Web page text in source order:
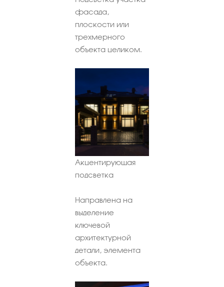
фасада,
плоскости или
трехмерного
объекта целиком.
Акцентирующая
подсветка
Направлена на
выделение
ключевой
архитектурной
детали, элемента
объекта.